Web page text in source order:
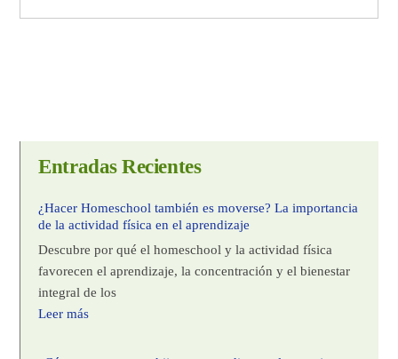
Entradas Recientes
¿Hacer Homeschool también es moverse? La importancia
de la actividad física en el aprendizaje
Descubre por qué el homeschool y la actividad física
favorecen el aprendizaje, la concentración y el bienestar
integral de los
Leer más